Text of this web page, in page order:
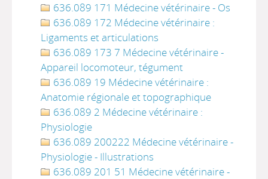
636.089 171 Médecine vétérinaire - Os
636.089 172 Médecine vétérinaire :
Ligaments et articulations
636.089 173 7 Médecine vétérinaire -
Appareil locomoteur, tégument
636.089 19 Médecine vétérinaire :
Anatomie régionale et topographique
636.089 2 Médecine vétérinaire :
Physiologie
636.089 200222 Médecine vétérinaire -
Physiologie - Illustrations
636.089 201 51 Médecine vétérinaire -